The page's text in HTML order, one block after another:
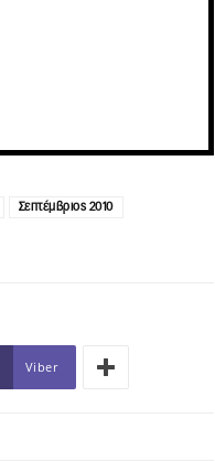
Σεπτέμβριος 2010
Viber